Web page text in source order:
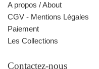
A propos / About
CGV - Mentions Légales
Paiement
Les Collections
Contactez-nous